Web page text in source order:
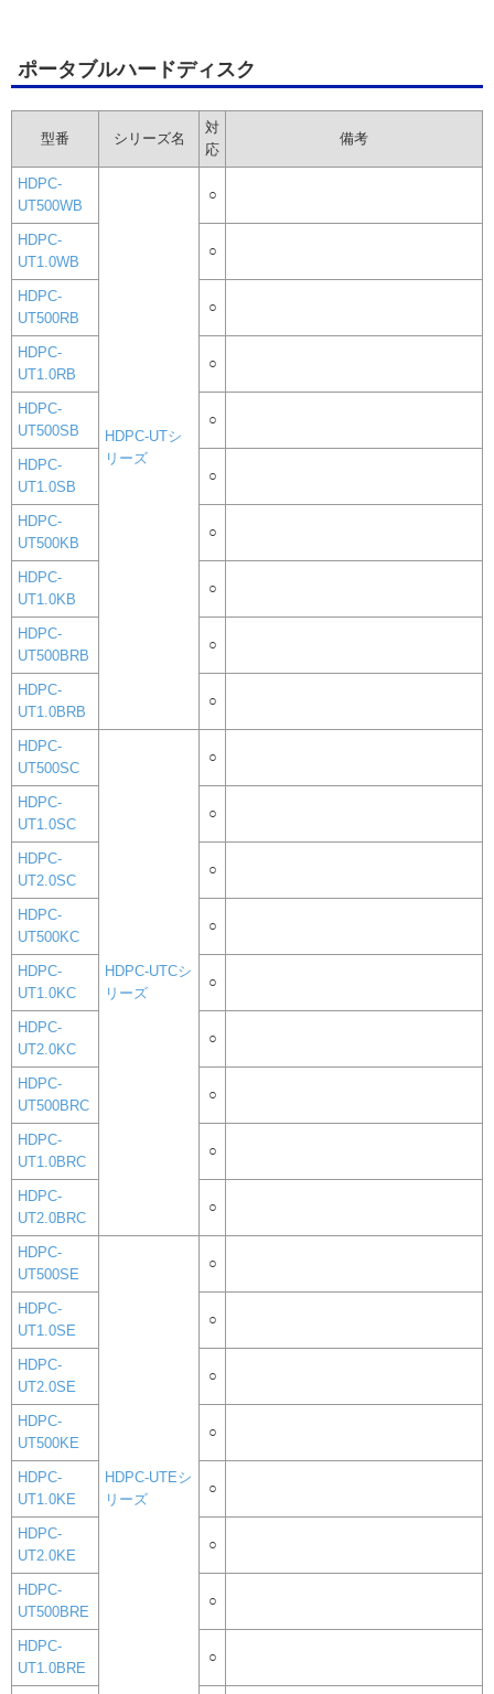
ポータブルハードディスク
型番 シリーズ名
対
応
備考
HDPC-
UT500WB
HDPC-UTシ
リーズ
○
HDPC-
UT1.0WB
○
HDPC-
UT500RB
○
HDPC-
UT1.0RB
○
HDPC-
UT500SB
○
HDPC-
UT1.0SB
○
HDPC-
UT500KB
○
HDPC-
UT1.0KB
○
HDPC-
UT500BRB
○
HDPC-
UT1.0BRB
○
HDPC-
UT500SC
HDPC-UTCシ
リーズ
○
HDPC-
UT1.0SC
○
HDPC-
UT2.0SC
○
HDPC-
UT500KC
○
HDPC-
UT1.0KC
○
HDPC-
UT2.0KC
○
HDPC-
UT500BRC
○
HDPC-
UT1.0BRC
○
HDPC-
UT2.0BRC
○
HDPC-
UT500SE
HDPC-UTEシ
リーズ
○
HDPC-
UT1.0SE
○
HDPC-
UT2.0SE
○
HDPC-
UT500KE
○
HDPC-
UT1.0KE
○
HDPC-
UT2.0KE
○
HDPC-
UT500BRE
○
HDPC-
UT1.0BRE
○